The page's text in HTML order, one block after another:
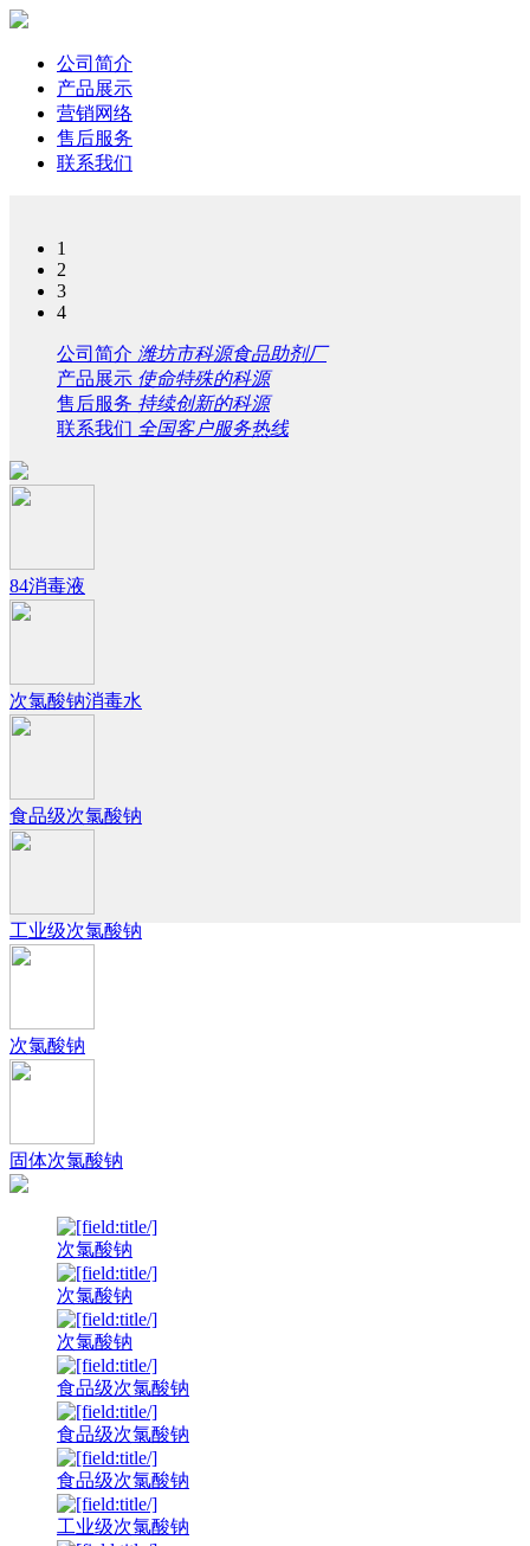
公司简介
产品展示
营销网络
售后服务
联系我们
1
2
3
4
公司简介 潍坊市科源食品助剂厂
产品展示 使命特殊的科源
售后服务 持续创新的科源
联系我们 全国客户服务热线
84消毒液
次氯酸钠消毒水
食品级次氯酸钠
工业级次氯酸钠
次氯酸钠
固体次氯酸钠
次氯酸钠
次氯酸钠
次氯酸钠
食品级次氯酸钠
食品级次氯酸钠
食品级次氯酸钠
工业级次氯酸钠